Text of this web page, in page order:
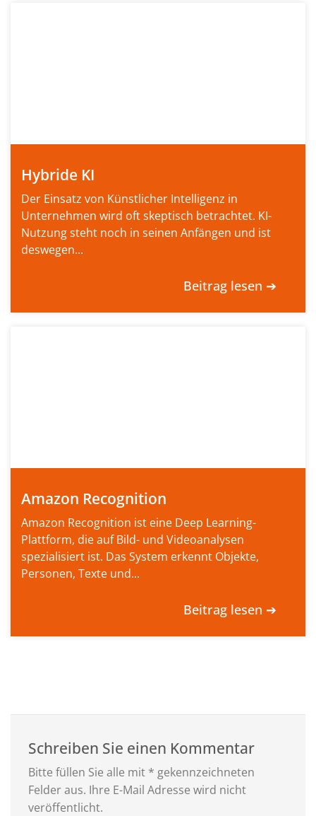
Hybride KI
Der Einsatz von Künstlicher Intelligenz in
Unternehmen wird oft skeptisch betrachtet. KI-
Nutzung steht noch in seinen Anfängen und ist
deswegen...
Beitrag lesen ➔
Amazon Recognition
Amazon Recognition ist eine Deep Learning-
Plattform, die auf Bild- und Videoanalysen
spezialisiert ist. Das System erkennt Objekte,
Personen, Texte und...
Beitrag lesen ➔
Schreiben Sie einen Kommentar
Bitte füllen Sie alle mit * gekennzeichneten
Felder aus. Ihre E-Mail Adresse wird nicht
veröffentlicht.